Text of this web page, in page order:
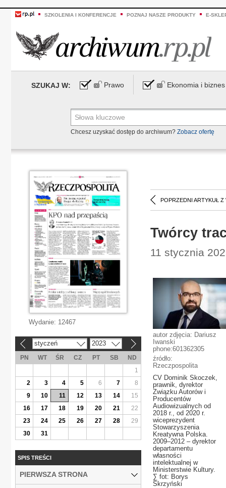
SZKOLENIA I KONFERENCJE POZNAJ NASZE PRODUKTY E-
SZUKAJ W: Prawo Ekonomia i biznes
Chcesz uzyskać dostęp do archiwum? Zobacz ofertę
POPRZEDNI ARTYKUŁ Z
Twórcy
11 stycznia
autor zdjęcia: Dariusz
Iwanski
phone:601362305
źródło:
Rzeczpospolita
CV Dominik Skoczek,
prawnik, dyrektor
Związku Autorów i
Producentów
Audiowizualnych od
2018 r., od 2020 r.
wiceprezydent
Stowarzyszenia
Kreatywna Polska.
2009–2012 – dyrektor
departamentu
własności
intelektualnej w
Ministerstwie Kultury.
∑ fot: Borys
Skrzyński
Wydanie: 12467
styczeń 2023
PN WT ŚR CZ PT SB
ND
1
2
3 4 5 6 7
8
9
10 11 12 13 14
15
16
17 18 19 20 21
22
23
24 25 26 27 28
29
30
31
SPIS TREŚCI
PIERWSZA STRONA